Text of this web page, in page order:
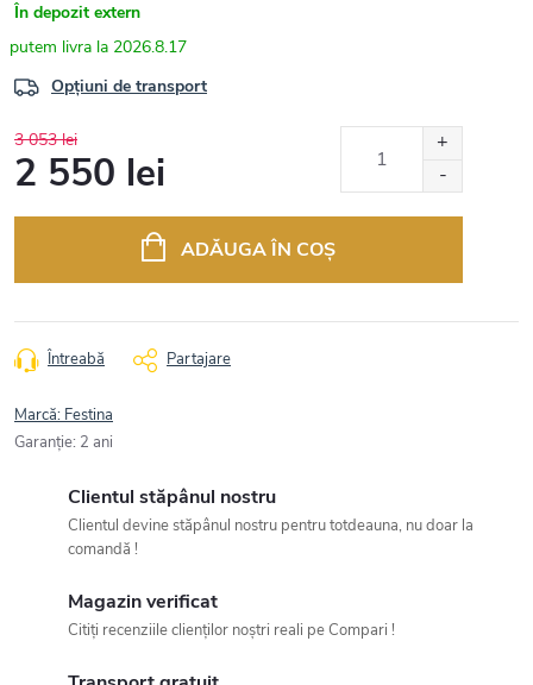
În depozit extern
2026.8.17
Opțiuni de transport
3 053 lei
2 550 lei
ADĂUGA ÎN COŞ
Întreabă Partajare
Marcă: Festina
Garanţie: 2 ani
Clientul stăpânul nostru
Clientul devine stăpânul nostru pentru totdeauna, nu doar la
comandă !
Magazin verificat
Citiți recenziile clienților noștri reali pe Compari !